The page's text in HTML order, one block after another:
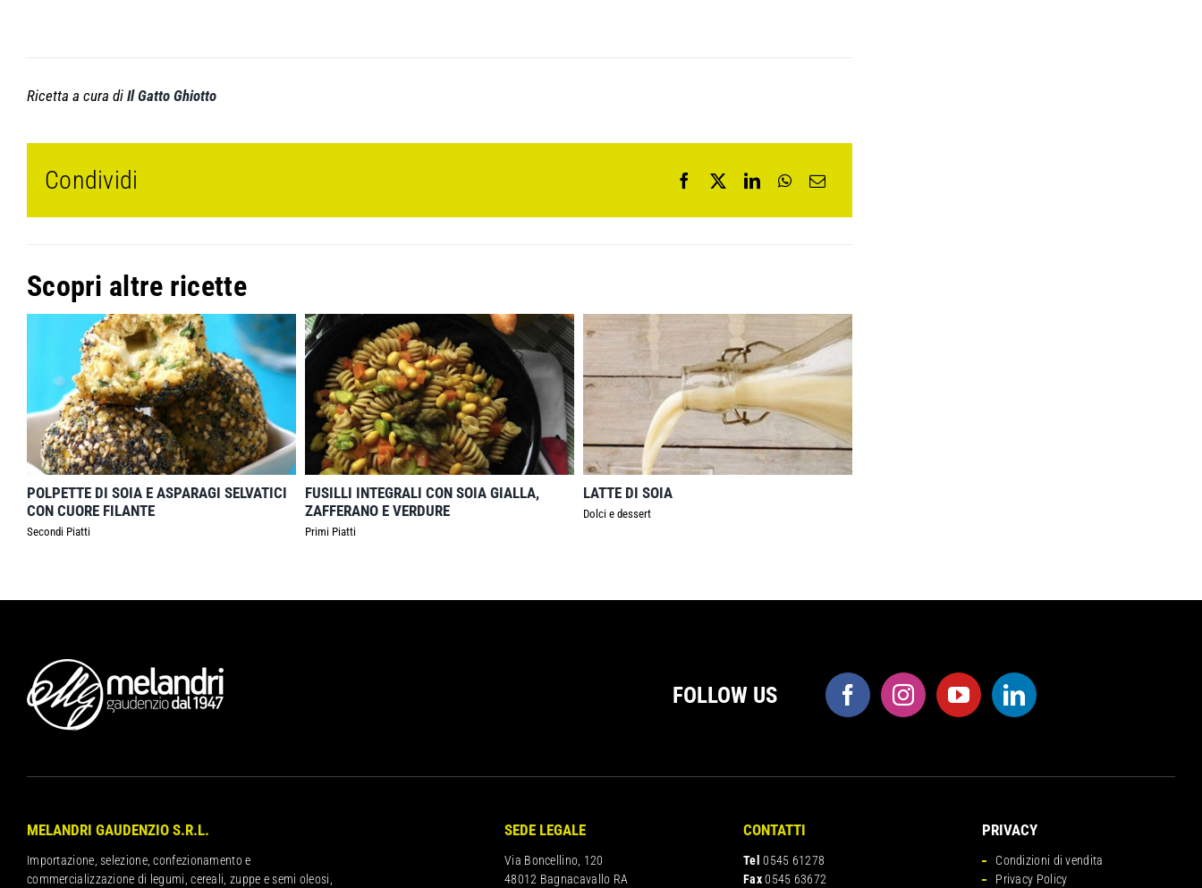
Ricetta a cura di Il Gatto Ghiotto
Condividi
Scopri altre ricette
POLPETTE DI SOIA E ASPARAGI SELVATICI
CON CUORE FILANTE
Secondi Piatti
FUSILLI INTEGRALI CON SOIA GIALLA,
ZAFFERANO E VERDURE
Primi Piatti
LATTE DI SOIA
Dolci e dessert
FOLLOW US
MELANDRI GAUDENZIO S.R.L.
Importazione, selezione, confezionamento e
commercializzazione di legumi, cereali, zuppe e semi oleosi,
SEDE LEGALE
Via Boncellino, 120
48012 Bagnacavallo RA
CONTATTI
Tel 0545 61278
Fax0545 63672
PRIVACY
Condizioni di vendita
Privacy Policy